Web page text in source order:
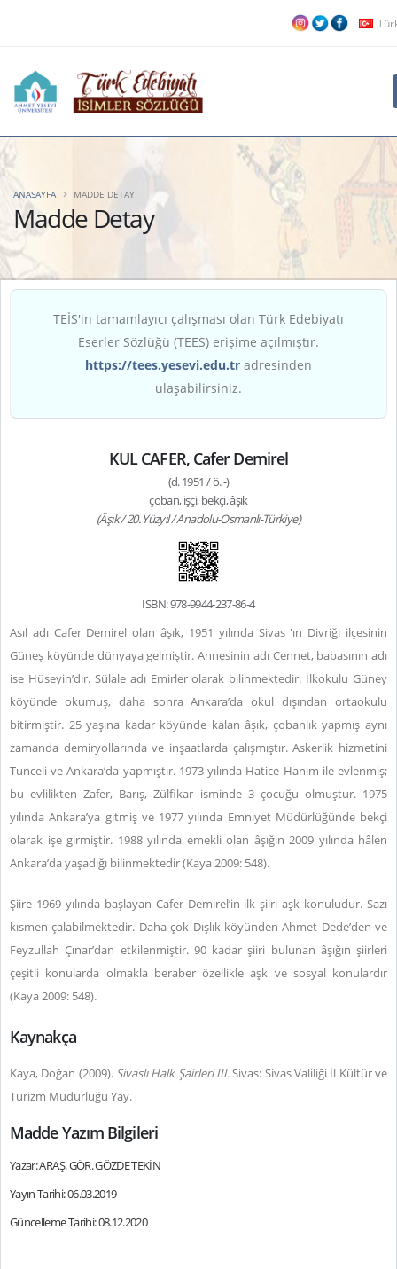
Madde Detay
ANASAYFA MADDE DETAY
TEİS'in tamamlayıcı çalışması olan Türk Edebiyatı
Eserler Sözlüğü (TEES) erişime açılmıştır.
https://tees.yesevi.edu.tr adresinden
ulaşabilirsiniz.
KUL CAFER, Cafer Demirel
(d. 1951 / ö. -)
çoban, işçi, bekçi, âşık
(Âşık / 20. Yüzyıl / Anadolu-Osmanlı-Türkiye)
ISBN: 978-9944-237-86-4
Asıl adı Cafer Demirel olan âşık, 1951 yılında Sivas 'ın Divriği ilçesinin
Güneş köyünde dünyaya gelmiştir. Annesinin adı Cennet, babasının adı
ise Hüseyin’dir. Sülale adı Emirler olarak bilinmektedir. İlkokulu Güney
köyünde okumuş, daha sonra Ankara’da okul dışından ortaokulu
bitirmiştir. 25 yaşına kadar köyünde kalan âşık, çobanlık yapmış aynı
zamanda demiryollarında ve inşaatlarda çalışmıştır. Askerlik hizmetini
Tunceli ve Ankara’da yapmıştır. 1973 yılında Hatice Hanım ile evlenmiş;
bu evlilikten Zafer, Barış, Zülfikar isminde 3 çocuğu olmuştur. 1975
yılında Ankara’ya gitmiş ve 1977 yılında Emniyet Müdürlüğünde bekçi
olarak işe girmiştir. 1988 yılında emekli olan âşığın 2009 yılında hâlen
Ankara’da yaşadığı bilinmektedir (Kaya 2009: 548).
Şiire 1969 yılında başlayan Cafer Demirel’in ilk şiiri aşk konuludur. Sazı
kısmen çalabilmektedir. Daha çok Dışlık köyünden Ahmet Dede’den ve
Feyzullah Çınar’dan etkilenmiştir. 90 kadar şiiri bulunan âşığın şiirleri
çeşitli konularda olmakla beraber özellikle aşk ve sosyal konulardır
(Kaya 2009: 548).
Kaynakça
Kaya, Doğan (2009). Sivaslı Halk Şairleri III.Sivas: Sivas Valiliği İl Kültür ve
Turizm Müdürlüğü Yay.
Madde Yazım Bilgileri
Yazar: ARAŞ. GÖR. GÖZDE TEKİN
Yayın Tarihi: 06.03.2019
Güncelleme Tarihi: 08.12.2020